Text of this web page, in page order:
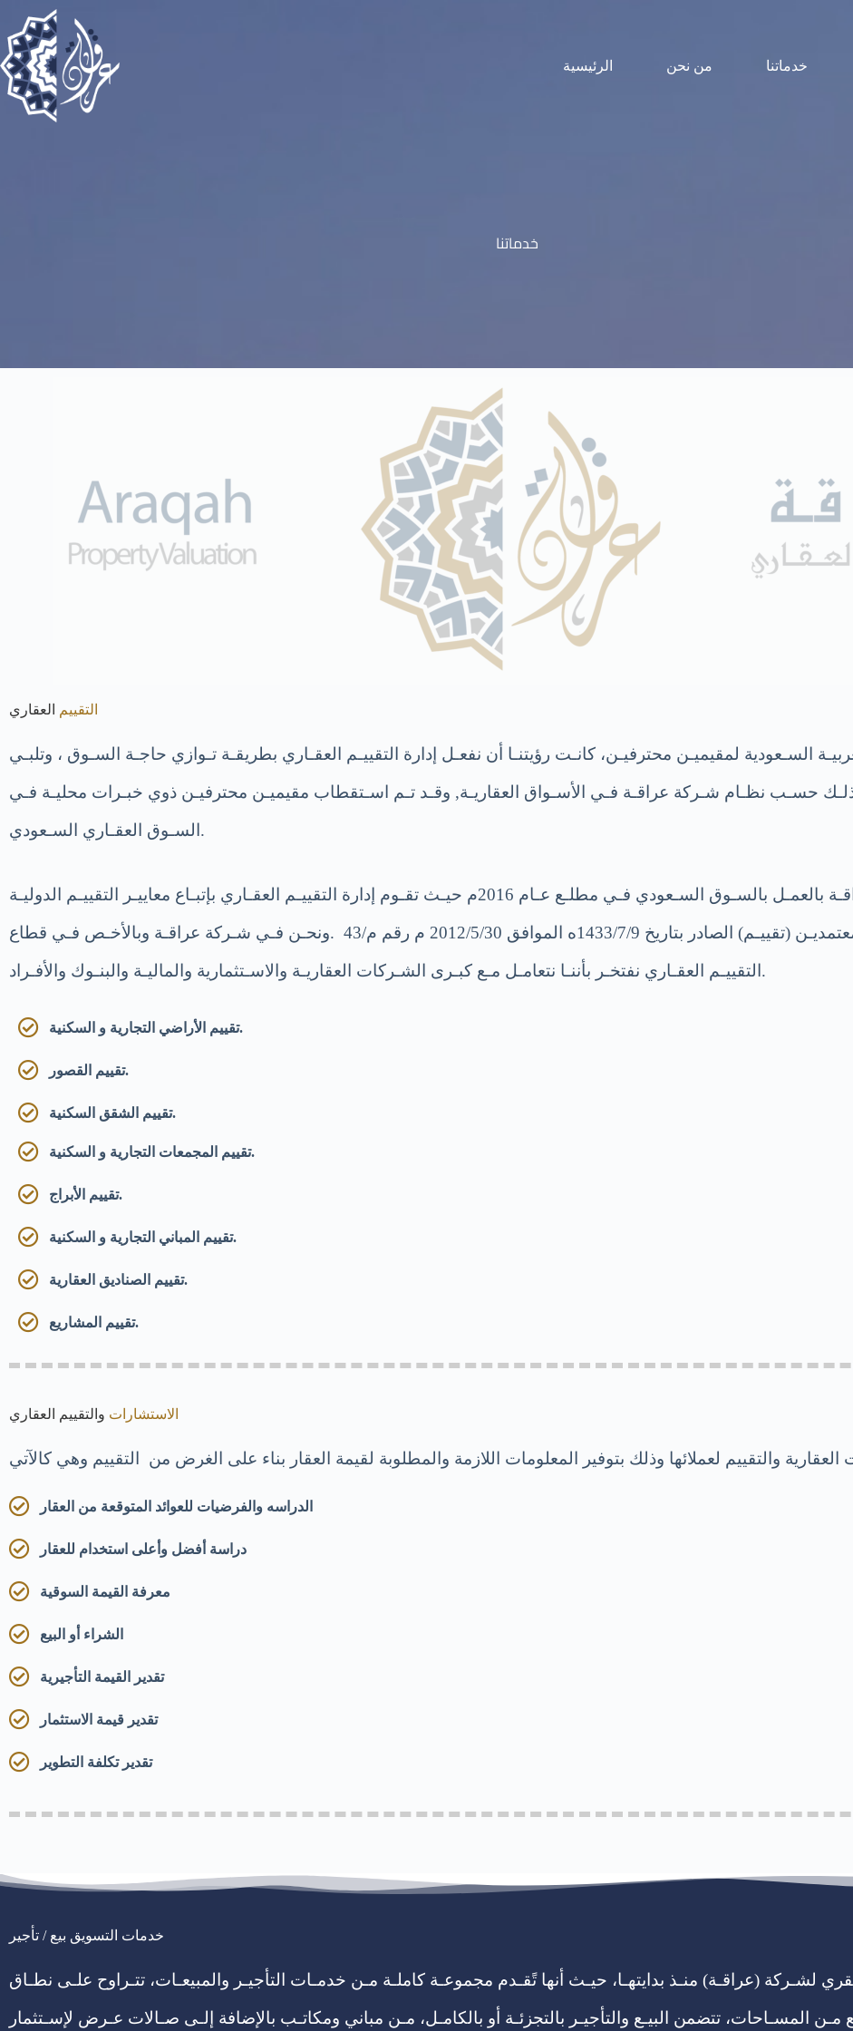
الرئيسية من نحن خدماتنا
خدماتنا
التقييم العقاري
السـعودية لمقيميـن محترفيـن، كانـت رؤيتنـا أن نفعـل إدارة التقييـم العقـاري بطريقـة تـوازي حاجـة السـوق ، وتلبـي
حسـب نظـام شـركة عراقـة فـي الأسـواق العقاريـة, وقـد تـم اسـتقطاب مقيميـن محترفيـن ذوي خبـرات محليـة فـي
السـوق العقـاري السـعودي.
وبـدأت إدارة التقييـم العقـاري فـي شـركة عراقـة بالعمـل بالسـوق السـعودي فـي مطلـع عـام 2016م حيـث تقـوم إدارة التقييـم العقـاري بإتبـاع معاييـر التقييـم الدوليـة
حسـب نظـام الهيئـة السـعودية للمقيميـن المعتمديـن (تقييـم) الصادر بتاريخ 1433/7/9ه الموافق 2012/5/30 م رقم م/43 .ونحـن فـي شـركة عراقـة وبالأخـص فـي قطاع
التقييـم العقـاري نفتخـر بأننـا نتعامـل مـع كبـرى الشـركات العقاريـة والاسـتثمارية والماليـة والبنـوك والأفـراد.
تقييم الأراضي التجارية و السكنية.
تقييم القصور.
تقييم الشقق السكنية.
تقييم المجمعات التجارية و السكنية.
تقييم الأبراج.
تقييم المباني التجارية و السكنية.
تقييم الصناديق العقارية.
تقييم المشاريع.
الاستشارات والتقييم العقاري
الدراسه والفرضيات للعوائد المتوقعة من العقار
دراسة أفضل وأعلى استخدام للعقار
معرفة القيمة السوقية
الشراء أو البيع
تقدير القيمة التأجيرية
تقدير قيمة الاستثمار
تقدير تكلفة التطوير
خدمات التسويق بيع / تأجير
لشـركة (عراقـة) منـذ بدايتهـا، حيـث أنها تًقـدم مجموعـة كاملـة مـن خدمـات التأجيـر والمبيعـات، تتـراوح علـى نطـاق